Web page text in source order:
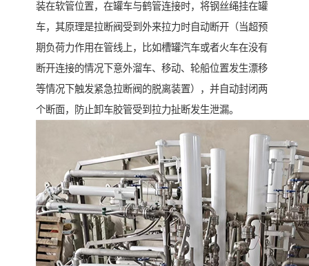
装在软管位置，在罐车与鹤管连接时，将钢丝绳挂在罐
车，其原理是拉断阀受到外来拉力时自动断开（当超预
期负荷力作用在管线上，比如槽罐汽车或者火车在没有
断开连接的情况下意外溜车、移动、轮船位置发生漂移
等情况下触发紧急拉断阀的脱离装置），并自动封闭两
个断面，防止卸车胶管受到拉力扯断发生泄漏。